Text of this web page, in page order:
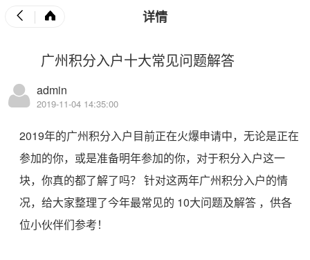
详情
广州积分入户十大常见问题解答
admin
2019-11-04 14:35:00
2019年的广州积分入户目前正在火爆申请中，无论是正在
参加的你，或是准备明年参加的你，对于积分入户这一
块，你真的都了解了吗？ 针对这两年广州积分入户的情
况，给大家整理了今年最常见的 10大问题及解答 ，供各
位小伙伴们参考！